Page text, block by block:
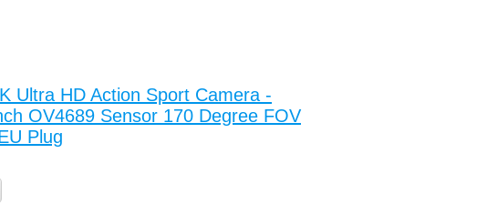
Ultra HD Action Sport Camera -
OV4689 Sensor 170 Degree FOV
Plug